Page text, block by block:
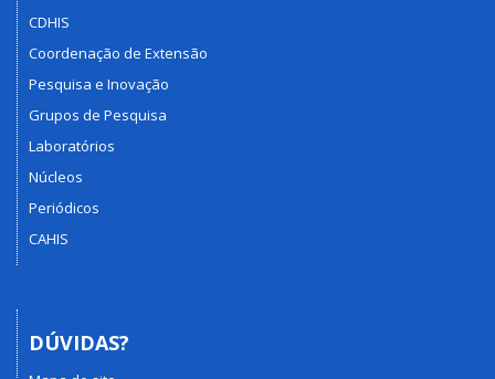
CDHIS
Coordenação de Extensão
Pesquisa e Inovação
Grupos de Pesquisa
Laboratórios
Núcleos
Periódicos
CAHIS
DÚVIDAS?